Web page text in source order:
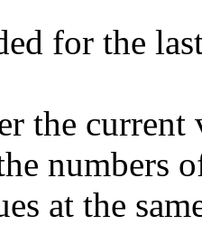
for the
the
numbers
at the